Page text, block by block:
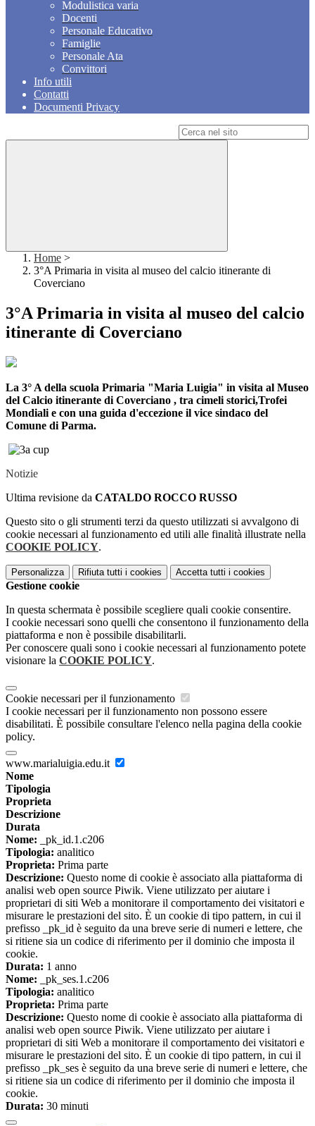
Modulistica varia
Docenti
Personale Educativo
Famiglie
Personale Ata
Convittori
Info utili
Contatti
Documenti Privacy
Home >
3°A Primaria in visita al museo del calcio itinerante di
Coverciano
3°A Primaria in visita al museo del calcio
itinerante di Coverciano
La 3° A della scuola Primaria "Maria Luigia" in visita al Museo
del Calcio itinerante di Coverciano , tra cimeli storici,Trofei
Mondiali e con una guida d'eccezione il vice sindaco del
Comune di Parma.
Notizie
Ultima revisione da CATALDO ROCCO RUSSO
Questo sito o gli strumenti terzi da questo utilizzati si avvalgono di
cookie necessari al funzionamento ed utili alle finalità illustrate nella
COOKIE POLICY.
Personalizza Rifiuta tutti i cookies Accetta tutti i cookies
Gestione cookie
In questa schermata è possibile scegliere quali cookie consentire.
I cookie necessari sono quelli che consentono il funzionamento della
piattaforma e non è possibile disabilitarli.
Per conoscere quali sono i cookie necessari al funzionamento potete
visionare la COOKIE POLICY.
Cookie necessari per il funzionamento
I cookie necessari per il funzionamento non possono essere
disabilitati. È possibile consultare l'elenco nella pagina della cookie
policy.
www.marialuigia.edu.it
Nome
Tipologia
Proprieta
Descrizione
Durata
Nome: _pk_id.1.c206
Tipologia: analitico
Proprieta: Prima parte
Descrizione: Questo nome di cookie è associato alla piattaforma di
analisi web open source Piwik. Viene utilizzato per aiutare i
proprietari di siti Web a monitorare il comportamento dei visitatori e
misurare le prestazioni del sito. È un cookie di tipo pattern, in cui il
prefisso _pk_id è seguito da una breve serie di numeri e lettere, che
si ritiene sia un codice di riferimento per il dominio che imposta il
cookie.
Durata: 1 anno
Nome: _pk_ses.1.c206
Tipologia: analitico
Proprieta: Prima parte
Descrizione: Questo nome di cookie è associato alla piattaforma di
analisi web open source Piwik. Viene utilizzato per aiutare i
proprietari di siti Web a monitorare il comportamento dei visitatori e
misurare le prestazioni del sito. È un cookie di tipo pattern, in cui il
prefisso _pk_ses è seguito da una breve serie di numeri e lettere, che
si ritiene sia un codice di riferimento per il dominio che imposta il
cookie.
Durata: 30 minuti